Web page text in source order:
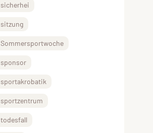
sicherhei
sitzung
Sommersportwoche
sponsor
sportakrobatik
sportzentrum
todesfall